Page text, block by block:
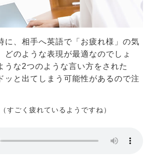
に、相手へ英語で「お疲れ様」の気
どのような表現が最適なのでしょ
うな2つのような言い方をされた
ッと出てしまう可能性があるので注
ごく疲れているようですね）